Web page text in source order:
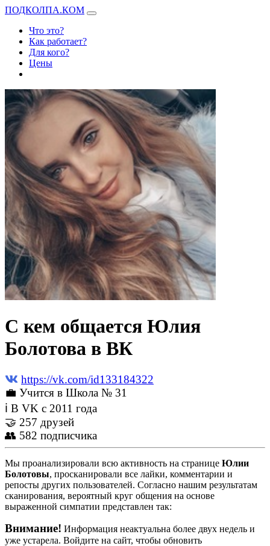
ПОДКОЛПА.КОМ
Что это?
Как работает?
Для кого?
Цены
С кем общается Юлия
Болотова в ВК
https://vk.com/id133184322
💼 Учится в Школа № 31
ℹ В VK с 2011 года
🤝 257 друзей
👥 582 подписчика
Мы проанализировали всю активность на странице Юлии
Болотовы, просканировали все лайки, комментарии и
репосты других пользователей. Согласно нашим результатам
сканирования, вероятный круг общения на основе
выраженной симпатии представлен так:
Внимание! Информация неактуальна более двух недель и
уже устарела. Войдите на сайт, чтобы обновить